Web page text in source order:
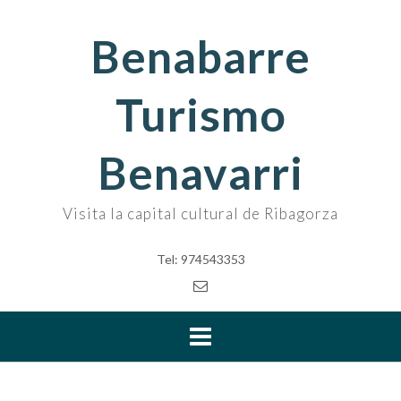
Benabarre
Turismo
Benavarri
Visita la capital cultural de Ribagorza
Tel: 974543353